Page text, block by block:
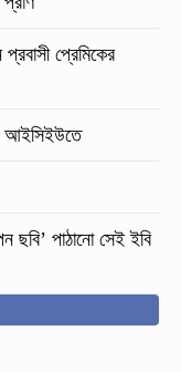
প্রেমিকের
আইসিইউতে
ছবি’ পাঠানো সেই ইবি